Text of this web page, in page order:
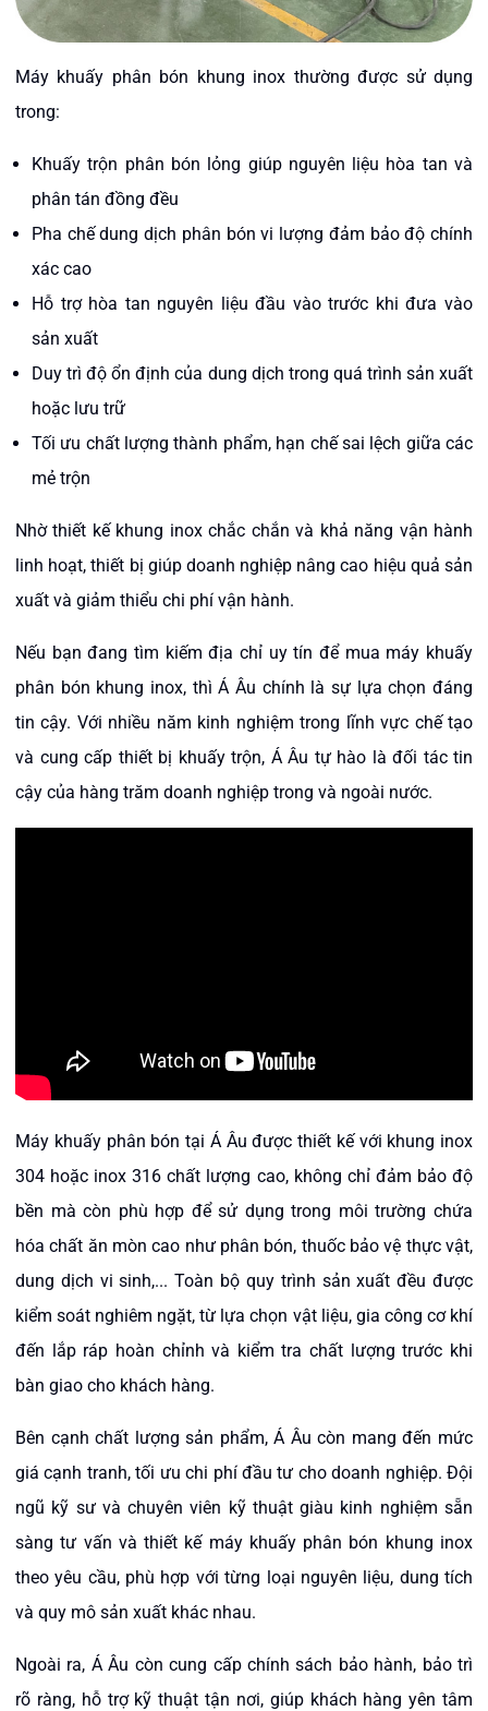
Máy khuấy phân bón khung inox thường được sử dụng
trong:
Khuấy trộn phân bón lỏng giúp nguyên liệu hòa tan và
phân tán đồng đều
Pha chế dung dịch phân bón vi lượng đảm bảo độ chính
xác cao
Hỗ trợ hòa tan nguyên liệu đầu vào trước khi đưa vào
sản xuất
Duy trì độ ổn định của dung dịch trong quá trình sản xuất
hoặc lưu trữ
Tối ưu chất lượng thành phẩm, hạn chế sai lệch giữa các
mẻ trộn
Nhờ thiết kế khung inox chắc chắn và khả năng vận hành
linh hoạt, thiết bị giúp doanh nghiệp nâng cao hiệu quả sản
xuất và giảm thiểu chi phí vận hành.
Nếu bạn đang tìm kiếm địa chỉ uy tín để mua máy khuấy
phân bón khung inox, thì Á Âu chính là sự lựa chọn đáng
tin cậy. Với nhiều năm kinh nghiệm trong lĩnh vực chế tạo
và cung cấp thiết bị khuấy trộn, Á Âu tự hào là đối tác tin
cậy của hàng trăm doanh nghiệp trong và ngoài nước.
Máy khuấy phân bón tại Á Âu được thiết kế với khung inox
304 hoặc inox 316 chất lượng cao, không chỉ đảm bảo độ
bền mà còn phù hợp để sử dụng trong môi trường chứa
hóa chất ăn mòn cao như phân bón, thuốc bảo vệ thực vật,
dung dịch vi sinh,... Toàn bộ quy trình sản xuất đều được
kiểm soát nghiêm ngặt, từ lựa chọn vật liệu, gia công cơ khí
đến lắp ráp hoàn chỉnh và kiểm tra chất lượng trước khi
bàn giao cho khách hàng.
Bên cạnh chất lượng sản phẩm, Á Âu còn mang đến mức
giá cạnh tranh, tối ưu chi phí đầu tư cho doanh nghiệp. Đội
ngũ kỹ sư và chuyên viên kỹ thuật giàu kinh nghiệm sẵn
sàng tư vấn và thiết kế máy khuấy phân bón khung inox
theo yêu cầu, phù hợp với từng loại nguyên liệu, dung tích
và quy mô sản xuất khác nhau.
Ngoài ra, Á Âu còn cung cấp chính sách bảo hành, bảo trì
rõ ràng, hỗ trợ kỹ thuật tận nơi, giúp khách hàng yên tâm